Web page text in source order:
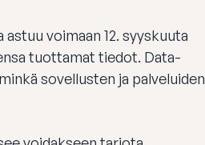
astuu voimaan 12. syyskuuta
tuottamat tiedot. Data-
sovellusten ja palveluiden